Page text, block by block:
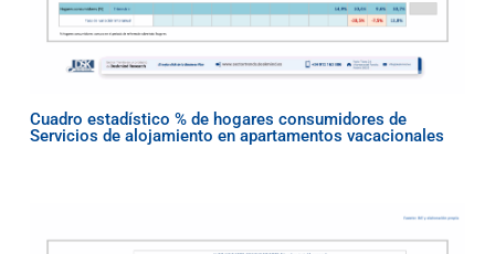
Cuadro estadístico % de hogares consumidores de
Servicios de alojamiento en apartamentos vacacionales